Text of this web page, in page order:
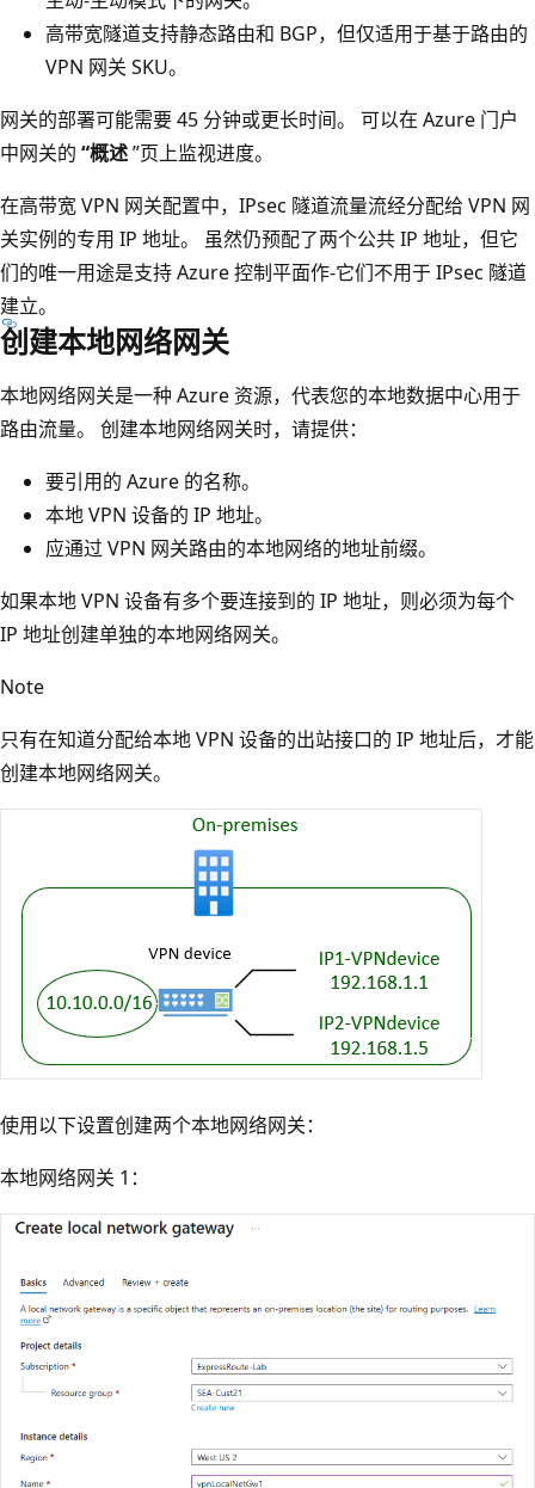
高带宽隧道支持静态路由和 BGP，但仅适用于基于路由的
VPN 网关 SKU。
网关的部署可能需要 45 分钟或更长时间。 可以在 Azure 门户
中网关的 “概述”页上监视进度。
在高带宽 VPN 网关配置中，IPsec 隧道流量流经分配给 VPN 网
关实例的专用 IP 地址。 虽然仍预配了两个公共 IP 地址，但它
们的唯一用途是支持 Azure 控制平面作-它们不用于 IPsec 隧道
建立。
创建本地网络网关
本地网络网关是一种 Azure 资源，代表您的本地数据中心用于
路由流量。 创建本地网络网关时，请提供：
要引用的 Azure 的名称。
本地 VPN 设备的 IP 地址。
应通过 VPN 网关路由的本地网络的地址前缀。
如果本地 VPN 设备有多个要连接到的 IP 地址，则必须为每个
IP 地址创建单独的本地网络网关。
Note
只有在知道分配给本地 VPN 设备的出站接口的 IP 地址后，才能
创建本地网络网关。
使用以下设置创建两个本地网络网关：
本地网络网关 1：